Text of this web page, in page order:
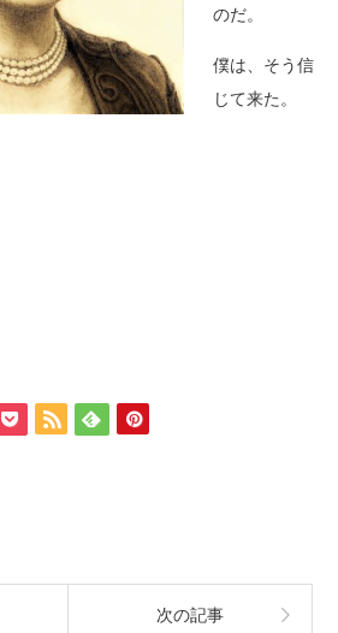
のだ。
僕は、そう信
じて来た。
次の記事